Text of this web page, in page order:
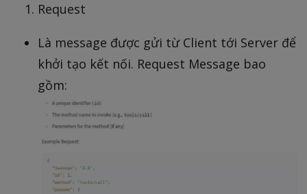
Request
Là message được gửi từ Client tới Server để
khởi tạo kết nối. Request Message bao
gồm: